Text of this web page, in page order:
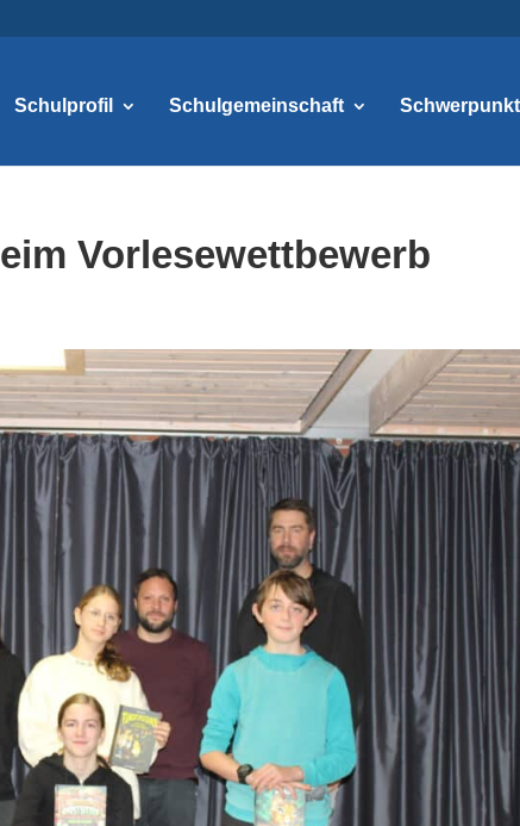
Schulprofil Schulgemeinschaft
Vorlesewettbewerb